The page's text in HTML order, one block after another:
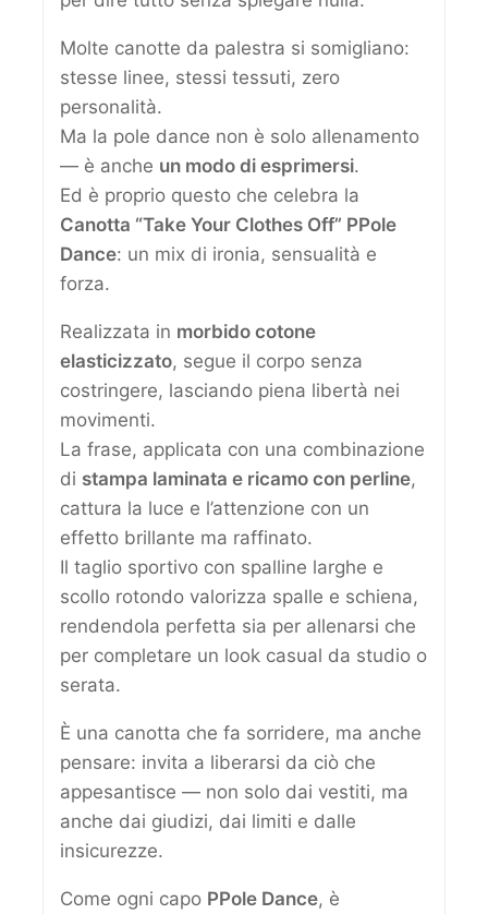
Molte canotte da palestra si somigliano:
stesse linee, stessi tessuti, zero
personalità.
Ma la pole dance non è solo allenamento
— è anche un modo di esprimersi.
Ed è proprio questo che celebra la
Canotta “Take Your Clothes Off” PPole
Dance: un mix di ironia, sensualità e
forza.
Realizzata in morbido cotone
elasticizzato, segue il corpo senza
costringere, lasciando piena libertà nei
movimenti.
La frase, applicata con una combinazione
di stampa laminata e ricamo con perline,
cattura la luce e l’attenzione con un
effetto brillante ma raffinato.
Il taglio sportivo con spalline larghe e
scollo rotondo valorizza spalle e schiena,
rendendola perfetta sia per allenarsi che
per completare un look casual da studio o
serata.
È una canotta che fa sorridere, ma anche
pensare: invita a liberarsi da ciò che
appesantisce — non solo dai vestiti, ma
anche dai giudizi, dai limiti e dalle
insicurezze.
Come ogni capo PPole Dance, è